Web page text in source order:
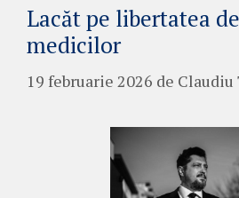
Lacăt pe libertatea
medicilor
19 februarie 2026 de Claudiu